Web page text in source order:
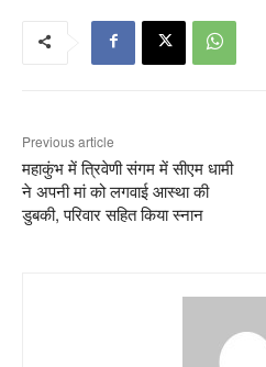
Previous article
महाकुंभ में त्रिवेणी संगम में सीएम धामी
ने अपनी मां को लगवाई आस्था की
डुबकी, परिवार सहित किया स्नान